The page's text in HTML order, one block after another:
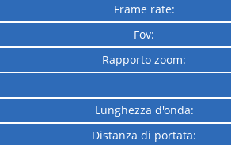
Frame rate:
Fov:
Rapporto zoom:
Lunghezza d'onda:
Distanza di portata: